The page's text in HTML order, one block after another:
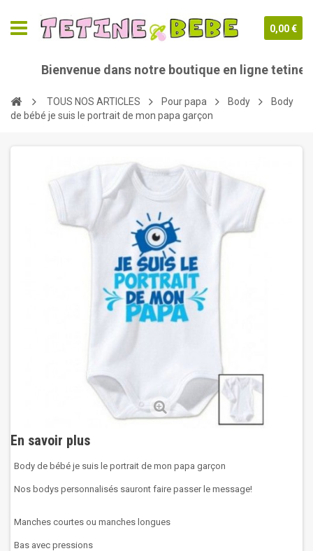
0,00 €
Bienvenue dans notre boutique en ligne tetine-
TOUS NOS ARTICLES Pour papa Body
Body
de bébé je suis le portrait de mon papa garçon
En savoir plus
Body de bébé je suis le portrait de mon papa garçon
Nos bodys personnalisés sauront faire passer le message!
Manches courtes ou manches longues
Bas avec pressions